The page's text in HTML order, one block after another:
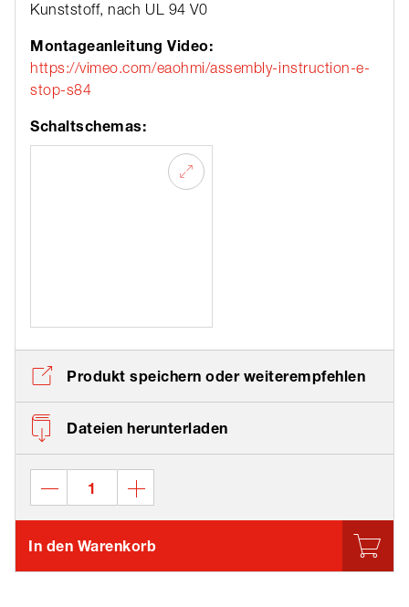
Kunststoff, nach UL 94 V0
Montageanleitung Video:
https://vimeo.com/eaohmi/assembly-instruction-e-
stop-s84
Schaltschemas:
Produkt speichern oder weiterempfehlen
Dateien herunterladen
In den Warenkorb